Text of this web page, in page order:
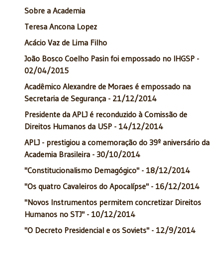
Sobre a Academia
Teresa Ancona Lopez
Acácio Vaz de Lima Filho
João Bosco Coelho Pasin foi empossado no IHGSP -
02/04/2015
Acadêmico Alexandre de Moraes é empossado na
Secretaria de Segurança - 21/12/2014
Presidente da APLJ é reconduzido à Comissão de
Direitos Humanos da USP - 14/12/2014
APLJ - prestigiou a comemoração do 39º aniversário da
Academia Brasileira - 30/10/2014
"Constitucionalismo Demagógico" - 18/12/2014
"Os quatro Cavaleiros do Apocalípse" - 16/12/2014
"Novos Instrumentos permitem concretizar Direitos
Humanos no STJ" - 10/12/2014
"O Decreto Presidencial e os Soviets" - 12/9/2014